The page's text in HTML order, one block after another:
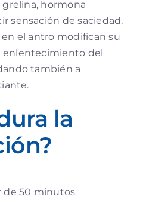
hormona
sensación de saciedad.
el antro modifican su
enlentecimiento del
también a
la
de 50 minutos